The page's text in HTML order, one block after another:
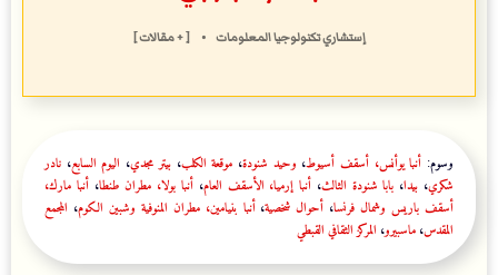
إستشاريتكنولوجيا المعلومات • [ + مقالات ]
وسوم: أنبا يوأنس، أسقف أسيوط، وحيد شنودة، موقعة الكلب،بيتر مجدي، اليوم السابع، نادر
شكري، بيدا، بابا شنودة الثالث، أنبا إرميا، الأسقف العام،أنبا بولا، مطران طنطا،أنبا مارك،
أسقف باريس وشمال فرنسا، أحوال شخصية،أنبا بنيامين، مطران المنوفية وشبين الكوم، المجمع
المقدس، ماسبيرو، المركز الثقافي القبطي